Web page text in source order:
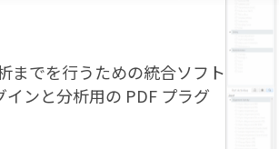
までを行うための統合ソフト
ンと分析用の PDF プラグ